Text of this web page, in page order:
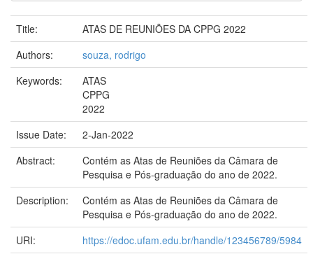
Title:
ATAS DE REUNIÕES DA CPPG 2022
Authors:
souza, rodrigo
Keywords:
ATAS
CPPG
2022
Issue Date:
2-Jan-2022
Abstract:
Contém as Atas de Reuniões da Câmara de
Pesquisa e Pós-graduação do ano de 2022.
Description:
Contém as Atas de Reuniões da Câmara de
Pesquisa e Pós-graduação do ano de 2022.
URI:
https://edoc.ufam.edu.br/handle/123456789/5984